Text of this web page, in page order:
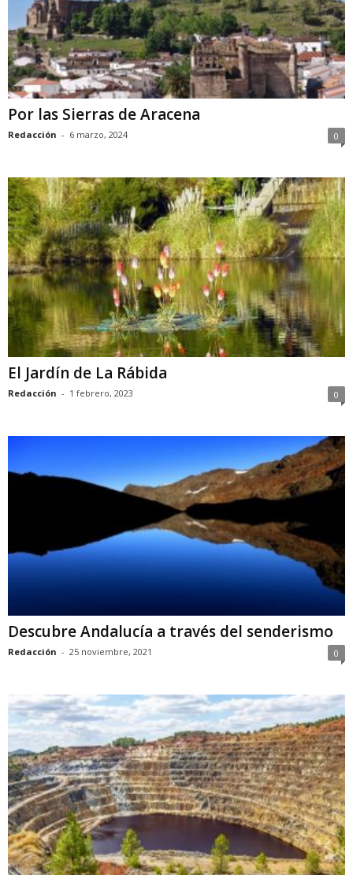
Por las Sierras de Aracena
Redacción - 6 marzo, 2024 0
El Jardín de La Rábida
Redacción - 1 febrero, 2023 0
Descubre Andalucía a través del senderismo
Redacción - 25 noviembre, 2021 0